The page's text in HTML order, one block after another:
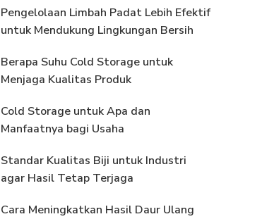
Pengelolaan Limbah Padat Lebih Efektif
untuk Mendukung Lingkungan Bersih
Berapa Suhu Cold Storage untuk
Menjaga Kualitas Produk
Cold Storage untuk Apa dan
Manfaatnya bagi Usaha
Standar Kualitas Biji untuk Industri
agar Hasil Tetap Terjaga
Cara Meningkatkan Hasil Daur Ulang